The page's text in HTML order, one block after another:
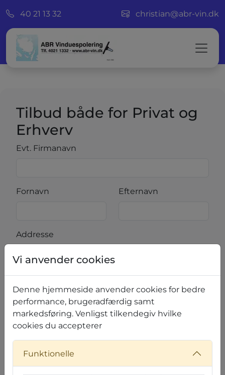
40 21 13 32 christian@abr-vin.dk
Tilbud både for Privat og
Erhverv
Evt. Firmanavn
Fornavn Efternavn
Addresse
Postnummer By
Telefonnummer
Interval
Vi anvender cookies
Denne hjemmeside anvender cookies for bedre
performance, brugeradfærdig samt
markedsføring. Venligst tilkendegiv hvilke
cookies du accepterer
Funktionelle